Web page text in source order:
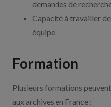
demandes de
Capacité à travailler
équipe.
Formation
Plusieurs formations
aux archives en France :